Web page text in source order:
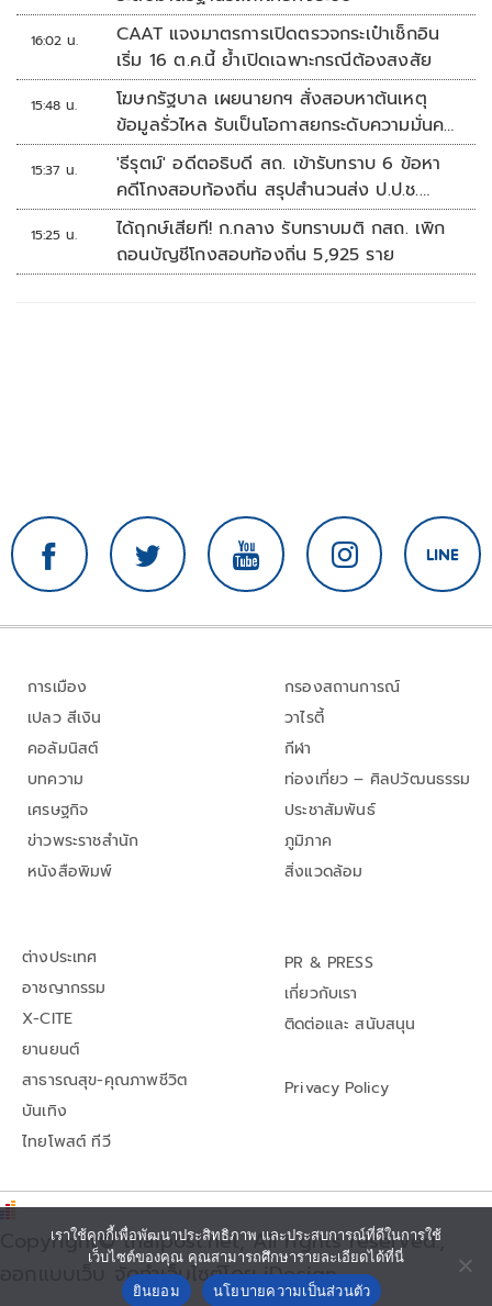
16:02 น.
CAAT แจงมาตรการเปิดตรวจกระเป๋าเช็กอิน
เริ่ม 16 ต.ค.นี้ ย้ำเปิดเฉพาะกรณีต้องสงสัย
15:48 น.
โฆษกรัฐบาล เผยนายกฯ สั่งสอบหาต้นเหตุ
ข้อมูลรั่วไหล รับเป็นโอกาสยกระดับความมั่นคง
ปลอดภัยข้อมูลภาครัฐทั้งระบบ
15:37 น.
'ธีรุตม์' อดีตอธิบดี สถ. เข้ารับทราบ 6 ข้อหา
คดีโกงสอบท้องถิ่น สรุปสำนวนส่ง ป.ป.ช.
สัปดาห์หน้า
15:25 น.
ได้ฤกษ์เสียที! ก.กลาง รับทราบมติ กสถ. เพิก
ถอนบัญชีโกงสอบท้องถิ่น 5,925 ราย
การเมือง
เปลว สีเงิน
คอลัมนิสต์
บทความ
เศรษฐกิจ
ข่าวพระราชสำนัก
หนังสือพิมพ์
กรองสถานการณ์
วาไรตี้
กีฬา
ท่องเที่ยว – ศิลปวัฒนธรรม
ประชาสัมพันธ์
ภูมิภาค
สิ่งแวดล้อม
ต่างประเทศ
อาชญากรรม
X-CITE
ยานยนต์
สาธารณสุข-คุณภาพชีวิต
บันเทิง
ไทยโพสต์ ทีวี
PR & PRESS
เกี่ยวกับเรา
ติดต่อและ สนับสนุน
Privacy Policy
Copyright© thaipost.net, All rights reserved.,
ออกแบบเว็บ จัดทำเว็บไซต์โดย iDesign
เราใช้คุกกี้เพื่อพัฒนาประสิทธิภาพ และประสบการณ์ที่ดีในการใช้
เว็บไซต์ของคุณ คุณสามารถศึกษารายละเอียดได้ที่นี่
ยินยอม
นโยบายความเป็นส่วนตัว